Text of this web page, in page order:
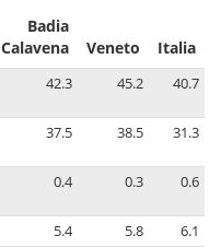
Badia
Calavena
Veneto Italia
42.3 45.2 40.7
37.5 38.5 31.3
0.4 0.3 0.6
5.4 5.8 6.1